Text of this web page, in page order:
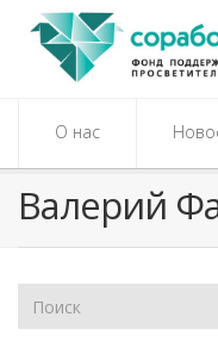
О нас
Валерий